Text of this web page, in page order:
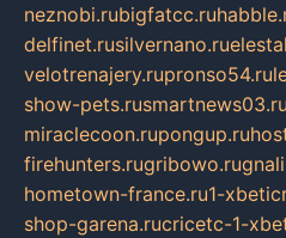
neznobi.rubigfatcc.ru
delfinet.rusilvernano.ru
velotrenajery.rupronso54.ru
show-pets.rusmartnews03.ru
miraclecoon.rupongup.ru
firehunters.rugribowo.ru
hometown-france.ru1-
shop-garena.rucricetc-1-